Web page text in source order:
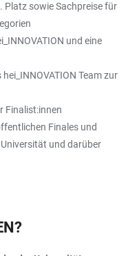
Platz sowie Sachpreise für
und eine
Team zur
Finalist:innen
Finales und
und darüber